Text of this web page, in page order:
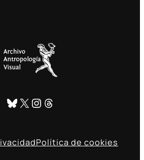
Bluesky
X Instagram
Threads
Política de cookies